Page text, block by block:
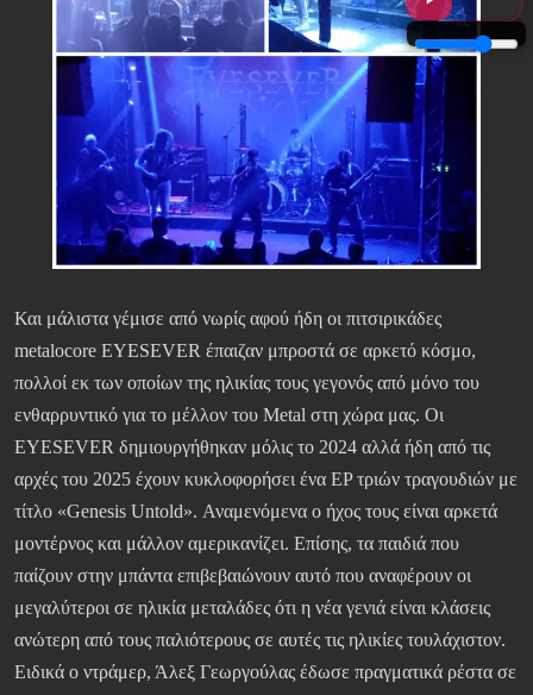
Και μάλιστα γέμισε από νωρίς αφού ήδη οι πιτσιρικάδες
metalocore EYESEVER έπαιζαν μπροστά σε αρκετό κόσμο,
πολλοί εκ των οποίων της ηλικίας τους γεγονός από μόνο του
ενθαρρυντικό για το μέλλον του Metal στη χώρα μας. Οι
EYESEVER δημιουργήθηκαν μόλις το 2024 αλλά ήδη από τις
αρχές του 2025 έχουν κυκλοφορήσει ένα EP τριών τραγουδιών με
τίτλο «Genesis Untold». Αναμενόμενα ο ήχος τους είναι αρκετά
μοντέρνος και μάλλον αμερικανίζει. Επίσης, τα παιδιά που
παίζουν στην μπάντα επιβεβαιώνουν αυτό που αναφέρουν οι
μεγαλύτεροι σε ηλικία μεταλάδες ότι η νέα γενιά είναι κλάσεις
ανώτερη από τους παλιότερους σε αυτές τις ηλικίες τουλάχιστον.
Ειδικά ο ντράμερ, Άλεξ Γεωργούλας έδωσε πραγματικά ρέστα σε